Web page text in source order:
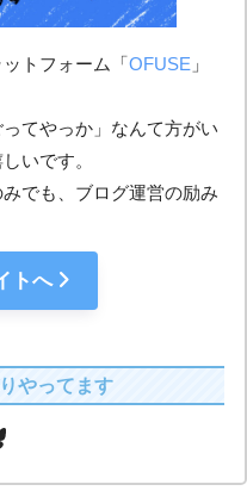
トフォーム「OFUSE 」
てやっか」なんて方がい
いです。
でも、ブログ運営の励み
トへ
やってます